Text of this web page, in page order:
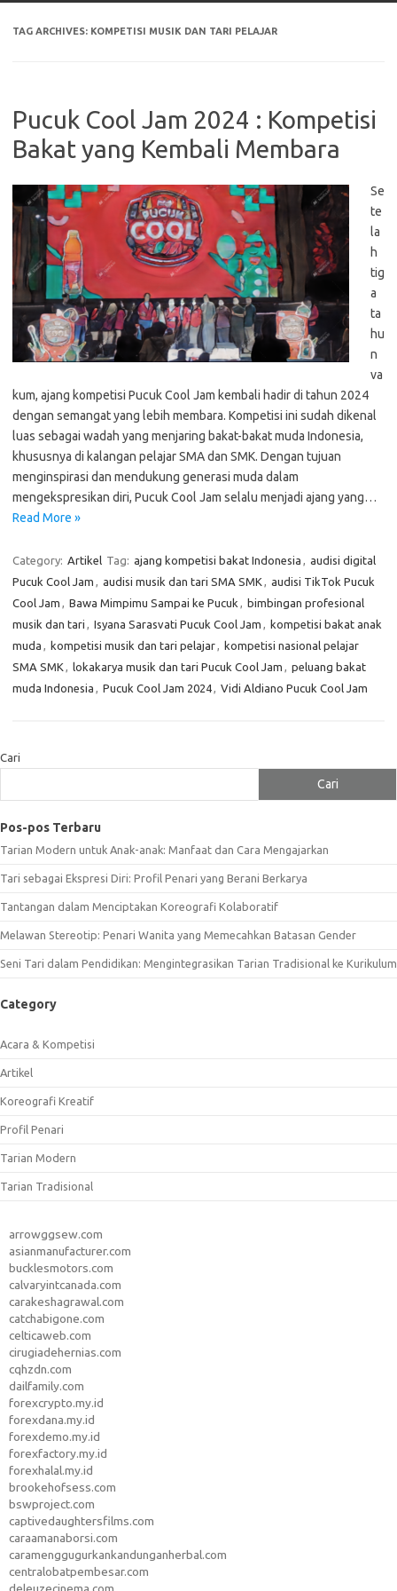
TAG ARCHIVES: KOMPETISI MUSIK DAN TARI PELAJAR
Pucuk Cool Jam 2024 : Kompetisi
Bakat yang Kembali Membara
Se
te
la
h
tig
a
ta
hu
n
va
kum, ajang kompetisi Pucuk Cool Jam kembali hadir di tahun 2024
dengan semangat yang lebih membara. Kompetisi ini sudah dikenal
luas sebagai wadah yang menjaring bakat-bakat muda Indonesia,
khususnya di kalangan pelajar SMA dan SMK. Dengan tujuan
menginspirasi dan mendukung generasi muda dalam
mengekspresikan diri, Pucuk Cool Jam selalu menjadi ajang yang…
Read More »
Category: Artikel Tag: ajang kompetisi bakat Indonesia , audisi digital
Pucuk Cool Jam , audisi musik dan tari SMA SMK , audisi TikTok Pucuk
Cool Jam , Bawa Mimpimu Sampai ke Pucuk , bimbingan profesional
musik dan tari , Isyana Sarasvati Pucuk Cool Jam , kompetisi bakat anak
muda , kompetisi musik dan tari pelajar, kompetisi nasional pelajar
SMA SMK , lokakarya musik dan tari Pucuk Cool Jam , peluang bakat
muda Indonesia , Pucuk Cool Jam 2024, Vidi Aldiano Pucuk Cool Jam
Cari
Cari
Pos-pos Terbaru
Tarian Modern untuk Anak-anak: Manfaat dan Cara Mengajarkan
Tari sebagai Ekspresi Diri: Profil Penari yang Berani Berkarya
Tantangan dalam Menciptakan Koreografi Kolaboratif
Melawan Stereotip: Penari Wanita yang Memecahkan Batasan Gender
Seni Tari dalam Pendidikan: Mengintegrasikan Tarian Tradisional ke Kurikulum
Category
Acara & Kompetisi
Artikel
Koreografi Kreatif
Profil Penari
Tarian Modern
Tarian Tradisional
arrowggsew.com
asianmanufacturer.com
bucklesmotors.com
calvaryintcanada.com
carakeshagrawal.com
catchabigone.com
celticaweb.com
cirugiadehernias.com
cqhzdn.com
dailfamily.com
forexcrypto.my.id
forexdana.my.id
forexdemo.my.id
forexfactory.my.id
forexhalal.my.id
brookehofsess.com
bswproject.com
captivedaughtersfilms.com
caraamanaborsi.com
caramenggugurkankandunganherbal.com
centralobatpembesar.com